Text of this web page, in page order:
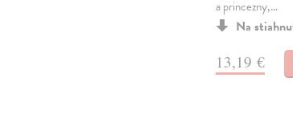
a princezny,…
Na
13,19 €